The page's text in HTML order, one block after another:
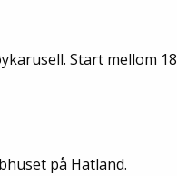
Start mellom
på Hatland.